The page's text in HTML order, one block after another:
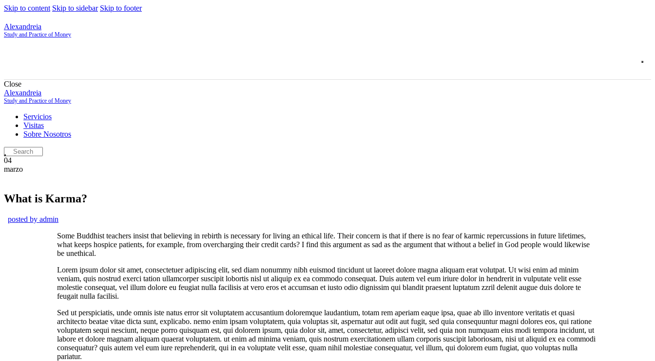
Skip to content Skip to sidebar Skip to footer
Alexandreia
Study and Practice of Money
Close
Alexandreia
Study and Practice of Money
Servicios
Visitas
Sobre Nosotros
04
marzo
What is Karma?
posted by admin
Some Buddhist teachers insist that believing in rebirth is necessary for living an ethical life. Their concern is that if there is no fear of karmic repercussions in future lifetimes,
what keeps hospice patients, for example, from overcharging their credit cards? I find this argument as sad as the argument that without a belief in God people would likewise
be unethical.
Lorem ipsum dolor sit amet, consectetuer adipiscing elit, sed diam nonummy nibh euismod tincidunt ut laoreet dolore magna aliquam erat volutpat. Ut wisi enim ad minim
veniam, quis nostrud exerci tation ullamcorper suscipit lobortis nisl ut aliquip ex ea commodo consequat. Duis autem vel eum iriure dolor in hendrerit in vulputate velit esse
molestie consequat, vel illum dolore eu feugiat nulla facilisis at vero eros et accumsan et iusto odio dignissim qui blandit praesent luptatum zzril delenit augue duis dolore te
feugait nulla facilisi.
Sed ut perspiciatis, unde omnis iste natus error sit voluptatem accusantium doloremque laudantium, totam rem aperiam eaque ipsa, quae ab illo inventore veritatis et quasi
architecto beatae vitae dicta sunt, explicabo. nemo enim ipsam voluptatem, quia voluptas sit, aspernatur aut odit aut fugit, sed quia consequuntur magni dolores eos, qui ratione
voluptatem sequi nesciunt, neque porro quisquam est, qui dolorem ipsum, quia dolor sit, amet, consectetur, adipisci velit, sed quia non numquam eius modi tempora incidunt, ut
labore et dolore magnam aliquam quaerat voluptatem. ut enim ad minima veniam, quis nostrum exercitationem ullam corporis suscipit laboriosam, nisi ut aliquid ex ea commodi
consequatur? quis autem vel eum iure reprehenderit, qui in ea voluptate velit esse, quam nihil molestiae consequatur, vel illum, qui dolorem eum fugiat, quo voluptas nulla
pariatur.